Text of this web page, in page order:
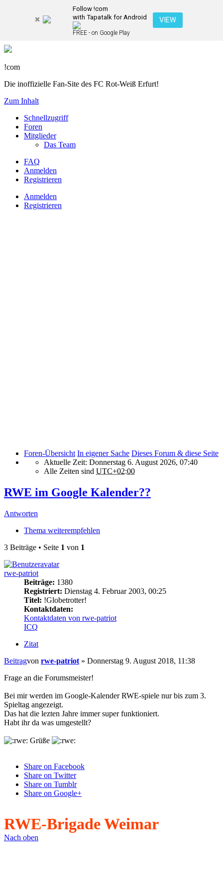
Follow !com
with Tapatalk for Android
FREE - on Google Play
VIEW
!com
Die inoffizielle Fan-Site des FC Rot-Weiß Erfurt!
Zum Inhalt
Schnellzugriff
Foren
Mitglieder
Das Team
FAQ
Anmelden
Registrieren
Anmelden
Registrieren
Foren-Übersicht In eigener Sache Dieses Forum & diese Seite
Aktuelle Zeit: Donnerstag 6. August 2026, 07:40
Alle Zeiten sind UTC+02:00
RWE im Google Kalender??
Antworten
Thema weiterempfehlen
3 Beiträge • Seite 1 von 1
rwe-patriot
Beiträge: 1380
Registriert: Dienstag 4. Februar 2003, 00:25
Titel: !Globetrotter!
Kontaktdaten:
Kontaktdaten von rwe-patriot
ICQ
Zitat
Beitragvon rwe-patriot » Donnerstag 9. August 2018, 11:38
Frage an die Forumsmeister!
Bei mir werden im Google-Kalender RWE-spiele nur bis zum 3.
Spieltag angezeigt.
Das hat die lezten Jahre immer super funktioniert.
Habt ihr da was umgestellt?
Grüße
Share on Facebook
Share on Twitter
Share on Tumblr
Share on Google+
RWE-Brigade Weimar
Nach oben